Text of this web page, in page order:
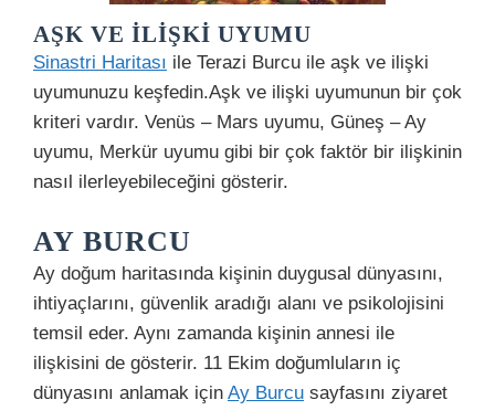
AŞK VE İLIŞKI UYUMU
Sinastri Haritası ile Terazi Burcu ile aşk ve ilişki
uyumunuzu keşfedin.Aşk ve ilişki uyumunun bir çok
kriteri vardır. Venüs – Mars uyumu, Güneş – Ay
uyumu, Merkür uyumu gibi bir çok faktör bir ilişkinin
nasıl ilerleyebileceğini gösterir.
AY BURCU
Ay doğum haritasında kişinin duygusal dünyasını,
ihtiyaçlarını, güvenlik aradığı alanı ve psikolojisini
temsil eder. Aynı zamanda kişinin annesi ile
ilişkisini de gösterir. 11 Ekim doğumluların iç
dünyasını anlamak için Ay Burcu sayfasını ziyaret